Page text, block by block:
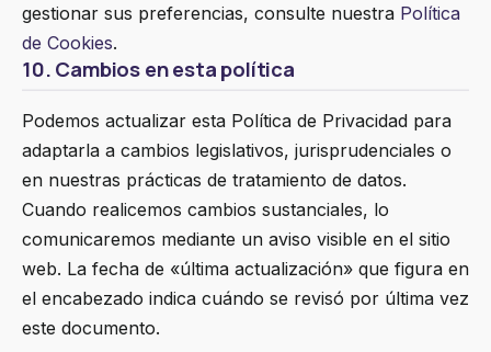
gestionar sus preferencias, consulte nuestra Política
de Cookies.
10. Cambios en esta política
Podemos actualizar esta Política de Privacidad para
adaptarla a cambios legislativos, jurisprudenciales o
en nuestras prácticas de tratamiento de datos.
Cuando realicemos cambios sustanciales, lo
comunicaremos mediante un aviso visible en el sitio
web. La fecha de «última actualización» que figura en
el encabezado indica cuándo se revisó por última vez
este documento.